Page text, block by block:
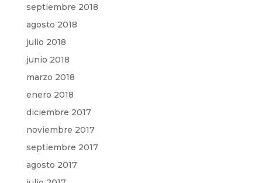
septiembre 2018
agosto 2018
julio 2018
junio 2018
marzo 2018
enero 2018
diciembre 2017
noviembre 2017
septiembre 2017
agosto 2017